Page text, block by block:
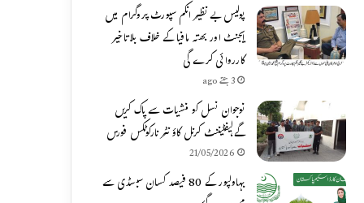
پولیس بے نظیر انکم سپورٹ پروگرام میں
ایجنٹ اور بھتہ مافیا کے خلاف بلاتاخیر
کارروائی کرے گی
3 ہفتے ago
نوجوان نسل کو منشیات سے پاک کریں
گے،لیفٹیننٹ کرنل کاؤنٹر نارکوٹکس فورس
21/05/2026
بہاولپور کے 80 فیصد کسان سبسڈی سے